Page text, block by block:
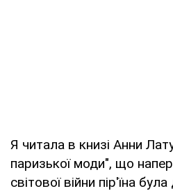
Я читала в книзі Анни
паризької моди", що
світової війни пір'їна